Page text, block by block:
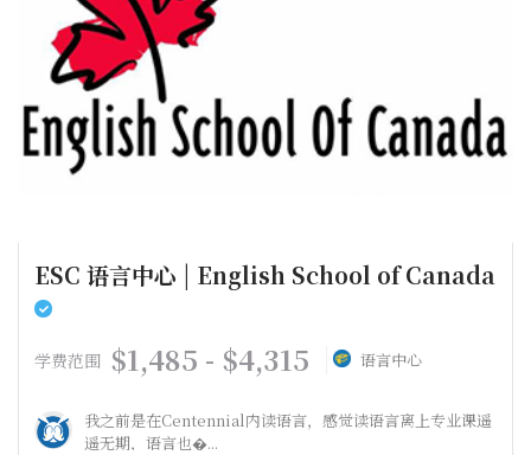
ESC 语言中心 | English School of Canada
学费范围 $1,485 - $4,315 语言中心
我之前是在Centennial内读语言，感觉读语言离上专业课遥
遥无期，语言也�...